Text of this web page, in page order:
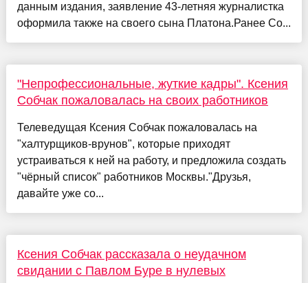
данным издания, заявление 43-летняя журналистка
оформила также на своего сына Платона.Ранее Со...
"Непрофессиональные, жуткие кадры". Ксения
Собчак пожаловалась на своих работников
Телеведущая Ксения Собчак пожаловалась на
"халтурщиков-врунов", которые приходят
устраиваться к ней на работу, и предложила создать
"чёрный список" работников Москвы."Друзья,
давайте уже со...
Ксения Собчак рассказала о неудачном
свидании с Павлом Буре в нулевых